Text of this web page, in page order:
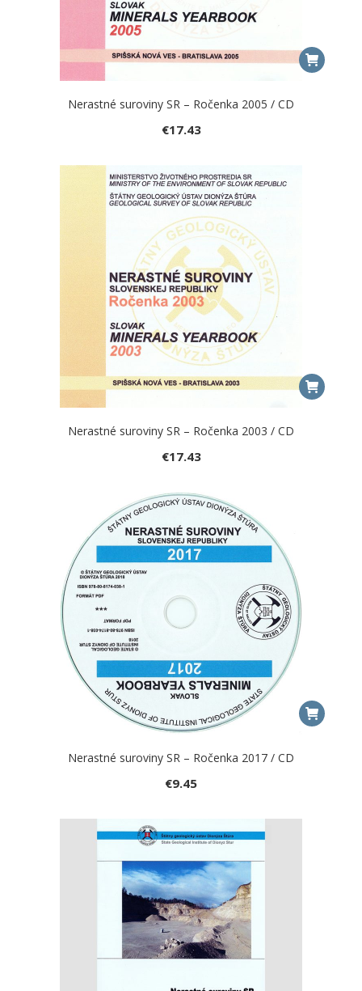
Nerastné suroviny SR – Ročenka 2005 / CD
€17.43
Nerastné suroviny SR – Ročenka 2003 / CD
€17.43
Nerastné suroviny SR – Ročenka 2017 / CD
€9.45